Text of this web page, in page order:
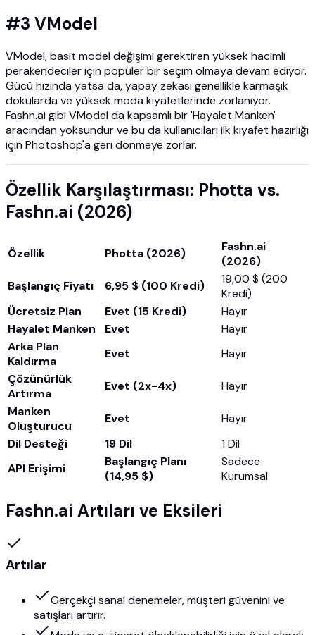
#3 VModel
VModel, basit model değişimi gerektiren yüksek hacimli
perakendeciler için popüler bir seçim olmaya devam ediyor.
Gücü hızında yatsa da, yapay zekası genellikle karmaşık
dokularda ve yüksek moda kıyafetlerinde zorlanıyor.
Fashn.ai gibi VModel da kapsamlı bir 'Hayalet Manken'
aracından yoksundur ve bu da kullanıcıları ilk kıyafet hazırlığı
için Photoshop'a geri dönmeye zorlar.
Özellik Karşılaştırması: Photta vs.
Fashn.ai (2026)
Özellik Photta (2026)
Fashn.ai
(2026)
Başlangıç Fiyatı
6,95 $ (100 Kredi)
19,00 $ (200
Kredi)
Ücretsiz Plan
Evet (15 Kredi)
Hayır
Hayalet Manken
Evet
Hayır
Arka Plan
Kaldırma
Evet
Hayır
Çözünürlük
Artırma
Evet (2x-4x)
Hayır
Manken
Oluşturucu
Evet
Hayır
Dil Desteği
19 Dil
1 Dil
API Erişimi
Başlangıç Planı
(14,95 $)
Sadece
Kurumsal
Fashn.ai Artıları ve Eksileri
Artılar
Gerçekçi sanal denemeler, müşteri güvenini ve
satışları artırır.